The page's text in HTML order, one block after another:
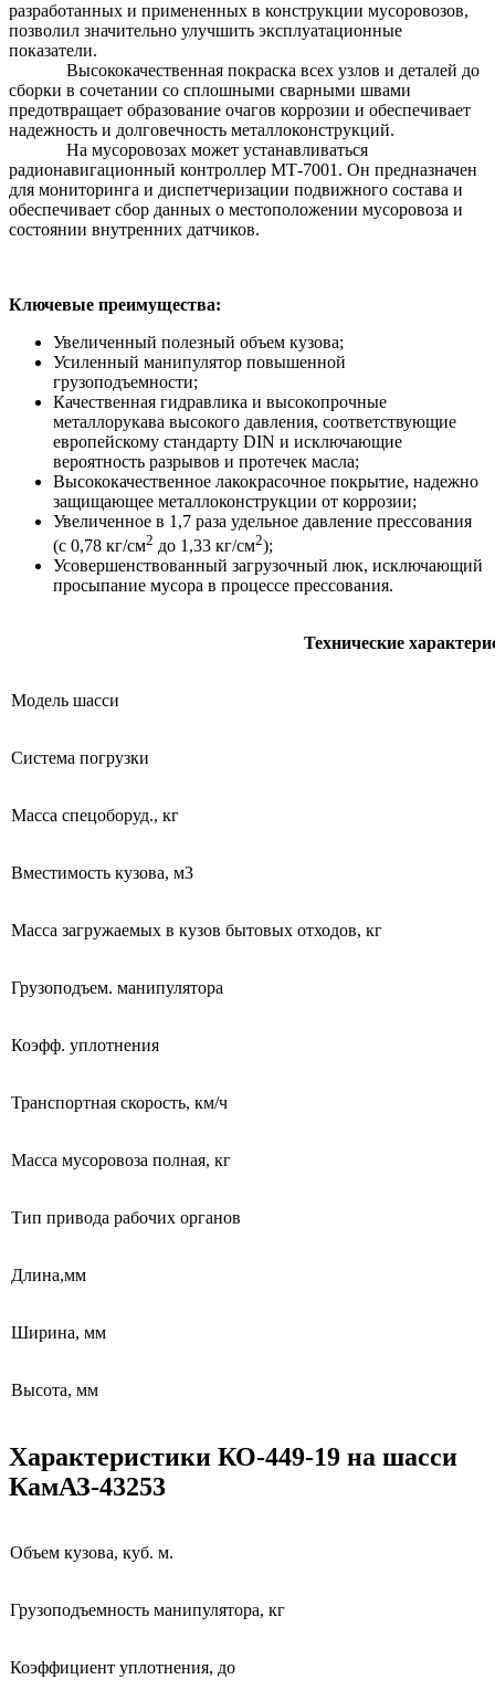
разработанных и примененных в конструкции мусоровозов,
позволил значительно улучшить эксплуатационные
показатели.
Высококачественная покраска всех узлов и деталей до
сборки в сочетании со сплошными сварными швами
предотвращает образование очагов коррозии и обеспечивает
надежность и долговечность металлоконструкций.
На мусоровозах может устанавливаться
радионавигационный контроллер МТ-7001. Он предназначен
для мониторинга и диспетчеризации подвижного состава и
обеспечивает сбор данных о местоположении мусоровоза и
состоянии внутренних датчиков.
Ключевые преимущества:
Увеличенный полезный объем кузова;
Усиленный манипулятор повышенной
грузоподъемности;
Качественная гидравлика и высокопрочные
металлорукава высокого давления, соответствующие
европейскому стандарту DIN и исключающие
вероятность разрывов и протечек масла;
Высококачественное лакокрасочное покрытие, надежно
защищающее металлоконструкции от коррозии;
Увеличенное в 1,7 раза удельное давление прессования
(с 0,78 кг/см2 до 1,33 кг/см2);
Усовершенствованный загрузочный люк, исключающий
просыпание мусора в процессе прессования.
Технические
Модель шасси
Система погрузки
Масса спецоборуд., кг
Вместимость кузова, м3
Масса загружаемых в кузов бытовых отходов, кг
Грузоподъем. манипулятора
Коэфф. уплотнения
Транспортная скорость, км/ч
Масса мусоровоза полная, кг
Тип привода рабочих органов
Длина,мм
Ширина, мм
Высота, мм
Характеристики КО-449-19 на шасси
КамАЗ-43253
Объем кузова, куб. м.
Грузоподъемность манипулятора, кг
Коэффициент уплотнения, до